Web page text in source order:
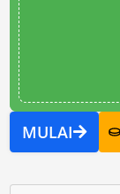
MULAI